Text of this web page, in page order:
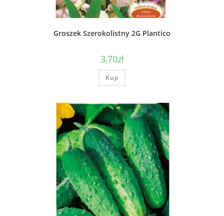
Groszek Szerokolistny 2G Plantico
3,70zł
Kup